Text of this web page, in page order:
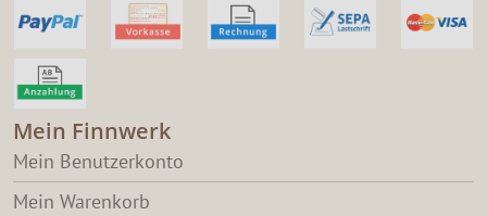
Mein Finnwerk
Mein Benutzerkonto
Mein Warenkorb